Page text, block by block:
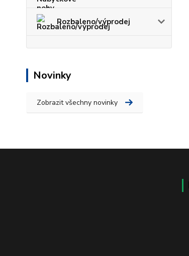
Rozbaleno/výprodej
Novinky
Zobrazit všechny novinky